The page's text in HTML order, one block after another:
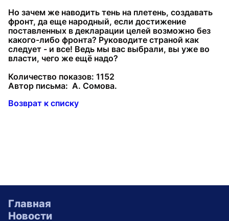
Но зачем же наводить тень на плетень, создавать
фронт, да еще народный, если достижение
поставленных в декларации целей возможно без
какого-либо фронта? Руководите страной как
следует - и все! Ведь мы вас выбрали, вы уже во
власти, чего же ещё надо?
Количество показов: 1152
Автор письма: А. Сомова.
Возврат к списку
Главная
Новости